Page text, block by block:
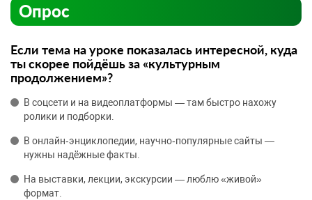
Опрос
Если тема на уроке показалась интересной, куда
ты скорее пойдёшь за «культурным
продолжением»?
В соцсети и на видеоплатформы — там быстро нахожу
ролики и подборки.
В онлайн‑энциклопедии, научно‑популярные сайты —
нужны надёжные факты.
На выставки, лекции, экскурсии — люблю «живой»
формат.